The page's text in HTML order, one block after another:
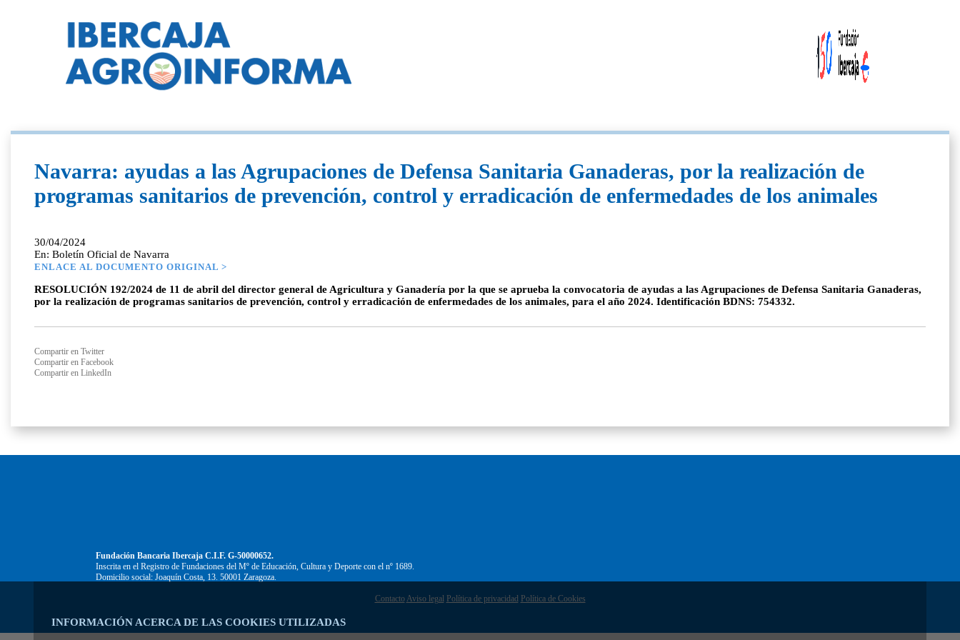
INFORMACIÓN ACERCA DE LAS COOKIES UTILIZADAS
Navarra: ayudas a las Agrupaciones de Defensa Sanitaria Ganaderas, por la realización de
programas sanitarios de prevención, control y erradicación de enfermedades de los animales
30/04/2024
En: Boletín Oficial de Navarra
ENLACE AL DOCUMENTO ORIGINAL >
RESOLUCIÓN 192/2024 de 11 de abril del director general de Agricultura y Ganadería por la que se aprueba la convocatoria de ayudas a las Agrupaciones de Defensa Sanitaria Ganaderas,
por la realización de programas sanitarios de prevención, control y erradicación de enfermedades de los animales, para el año 2024. Identificación BDNS: 754332.
Compartir en Twitter
Compartir en Facebook
Compartir en LinkedIn
Fundación Bancaria Ibercaja C.I.F. G-50000652.
Inscrita en el Registro de Fundaciones del Mº de Educación, Cultura y Deporte con el nº 1689.
Domicilio social: Joaquín Costa, 13. 50001 Zaragoza.
Contacto Aviso legal Política de privacidad Política de Cookies